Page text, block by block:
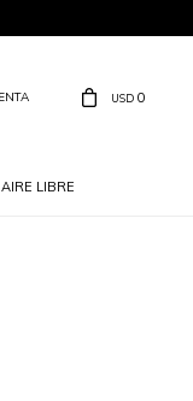
AIRE LIBRE
USD 0